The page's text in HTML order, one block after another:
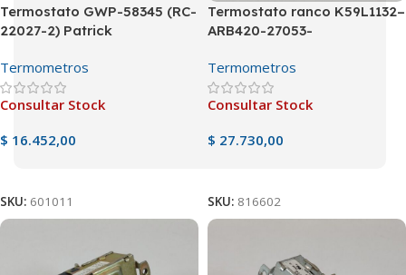
Termostato GWP-58345 (RC-
22027-2) Patrick
Termometros
Consultar Stock
$ 16.452,00
SKU: 601011
Termostato ranco K59L1132–
ARB420-27053-
Termometros
Consultar Stock
$ 27.730,00
SKU: 816602